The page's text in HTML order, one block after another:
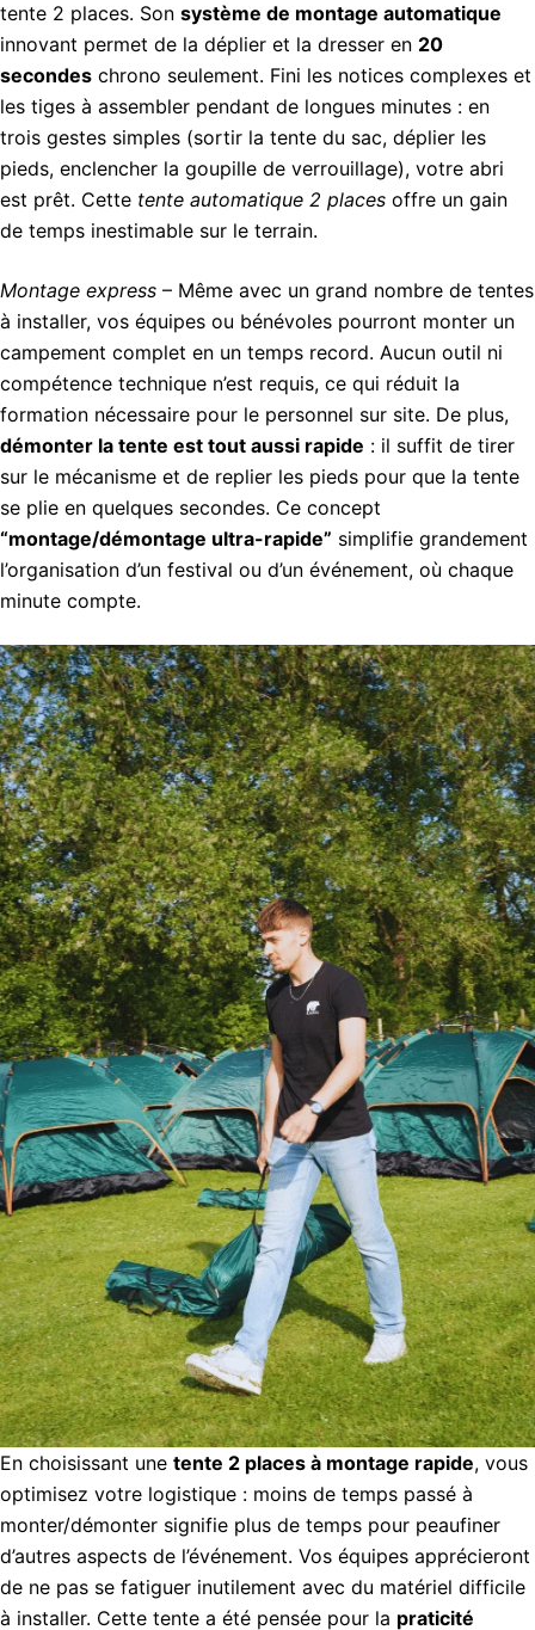
tente 2 places. Son système de montage automatique
innovant permet de la déplier et la dresser en 20
secondes chrono seulement. Fini les notices complexes et
les tiges à assembler pendant de longues minutes : en
trois gestes simples (sortir la tente du sac, déplier les
pieds, enclencher la goupille de verrouillage), votre abri
est prêt. Cette tente automatique 2 places offre un gain
de temps inestimable sur le terrain.
Montage express – Même avec un grand nombre de tentes
à installer, vos équipes ou bénévoles pourront monter un
campement complet en un temps record. Aucun outil ni
compétence technique n’est requis, ce qui réduit la
formation nécessaire pour le personnel sur site. De plus,
démonter la tente est tout aussi rapide : il suffit de tirer
sur le mécanisme et de replier les pieds pour que la tente
se plie en quelques secondes. Ce concept
“montage/démontage ultra-rapide” simplifie grandement
l’organisation d’un festival ou d’un événement, où chaque
minute compte.
En choisissant une tente 2 places à montage rapide, vous
optimisez votre logistique : moins de temps passé à
monter/démonter signifie plus de temps pour peaufiner
d’autres aspects de l’événement. Vos équipes apprécieront
de ne pas se fatiguer inutilement avec du matériel difficile
à installer. Cette tente a été pensée pour la praticité